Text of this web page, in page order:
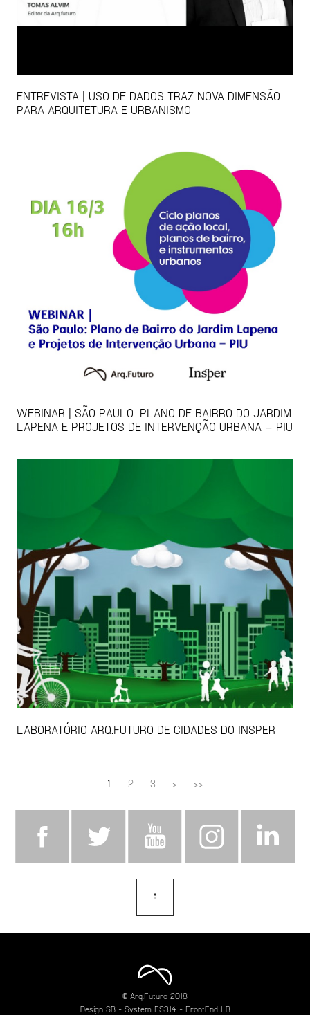
ENTREVISTA | USO DE DADOS TRAZ NOVA DIMENSÃO
PARA ARQUITETURA E URBANISMO
WEBINAR | SÃO PAULO: PLANO DE BAIRRO DO JARDIM
LAPENA E PROJETOS DE INTERVENÇÃO URBANA – PIU
LABORATÓRIO ARQ.FUTURO DE CIDADES DO INSPER
1 2 3 > >>
⇡
© Arq.Futuro 2018
Design SB- System FS314 - FrontEnd LR